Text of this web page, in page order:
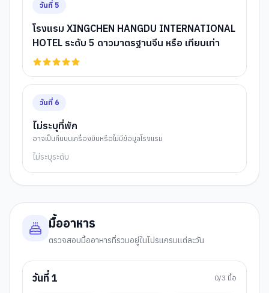
วันที่ 5
โรงแรม XINGCHEN HANGDU INTERNATIONAL
HOTEL ระดับ 5 ดาวมาตรฐานจีน หรือ เทียบเท่า
วันที่ 6
ไม่ระบุที่พัก
อาจเป็นคืนบนเครื่องบินหรือไม่มีข้อมูลโรงแรม
ไม่ระบุระดับ
มื้ออาหาร
ตรวจสอบมื้ออาหารที่รวมอยู่ในโปรแกรมแต่ละวัน
วันที่ 1 0/3 มื้อ